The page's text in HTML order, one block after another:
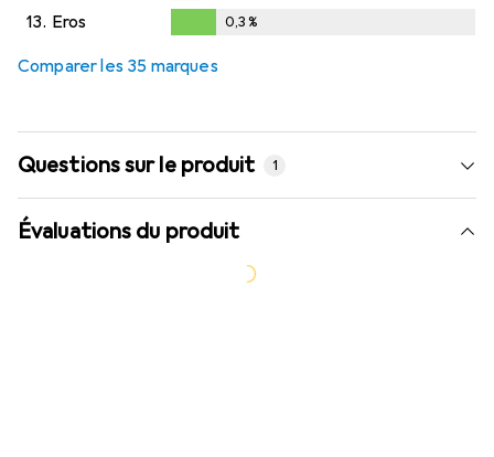
0,2%
13. Eros 0,3%
Comparer les 35 marques
Questions sur le produit 1
Évaluations du produit